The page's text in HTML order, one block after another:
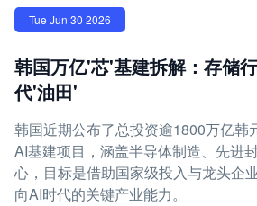
Tue Jun 30 2026
韩国万亿'芯'基建拆解：存储
代'油田'
韩国近期公布了总投资逾1800万亿韩
AI基建项目，涵盖半导体制造、先进
心，目标是借助国家级投入与龙头企
向AI时代的关键产业能力。